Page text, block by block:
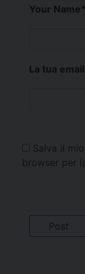
Your Name*
La tua email
Salva il
browser per